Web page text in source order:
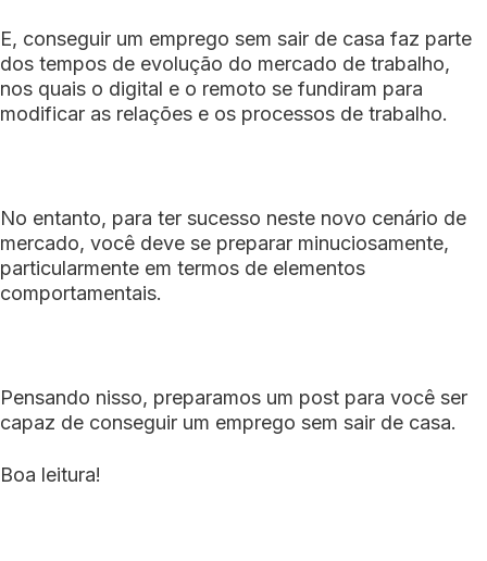
E, conseguir um emprego sem sair de casa faz parte
dos tempos de evolução do mercado de trabalho,
nos quais o digital e o remoto se fundiram para
modificar as relações e os processos de trabalho.
No entanto, para ter sucesso neste novo cenário de
mercado, você deve se preparar minuciosamente,
particularmente em termos de elementos
comportamentais.
Pensando nisso, preparamos um post para você ser
capaz de conseguir um emprego sem sair de casa.
Boa leitura!